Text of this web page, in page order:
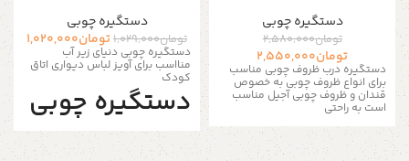
دستگیره‌ چوبی
تومان2,580,000
تومان2,550,000
دستگیره درب ظروف چوبی مناسب
برای انواع ظروف چوبی به خصوص
قندان و ظروف چوبی آجیل مناسب
است به راحتی
دستگیره‌ چوبی
تومان1,029,000تومان1,020,000
دستگیره چوبی دنیای زیر آب
منااسب برای آویز لباس دیواری اتاق
کودک
دستگیره چوبی
دیواری